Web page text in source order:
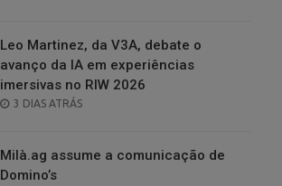
Leo Martinez, da V3A, debate o
avanço da IA em experiências
imersivas no RIW 2026
POSTED
3 DIAS ATRÁS
Milà.ag assume a comunicação de
Domino’s